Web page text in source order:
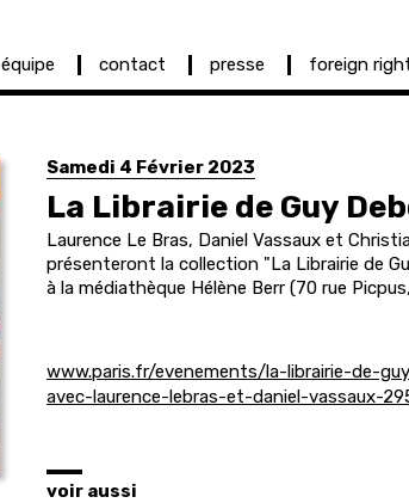
équipe contact presse foreign
Samedi 4 Février 2023
La Librairie de Guy
Laurence Le Bras, Daniel Vassaux et
présenteront la collection "La Librairie de
à la médiathèque Hélène Berr (70 rue
www.paris.fr/evenements/la-librairie-de-
avec-laurence-lebras-et-daniel-vassaux-
voir aussi